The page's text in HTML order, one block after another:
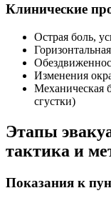
Клинические
Острая боль,
Изменения
Механическая
сгустки)
Этапы
тактика и
Показания к